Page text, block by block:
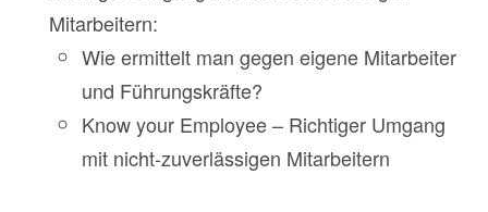
Mitarbeitern:
Wie ermittelt man gegen eigene Mitarbeiter
und Führungskräfte?
Know your Employee – Richtiger Umgang
mit nicht-zuverlässigen Mitarbeitern